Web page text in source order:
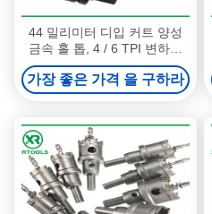
44 밀리미터 디입 커트 양성
금속 홀 톱, 4 / 6 TPI 변하기
쉬운 이 금속 절삭 홀 톱
가장 좋은 가격 을 구하라